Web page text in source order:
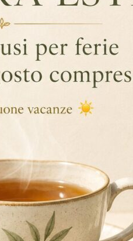
più intensi.
fanning (tipo di taglio
di qualità superiore.
e aroma. Inoltre la